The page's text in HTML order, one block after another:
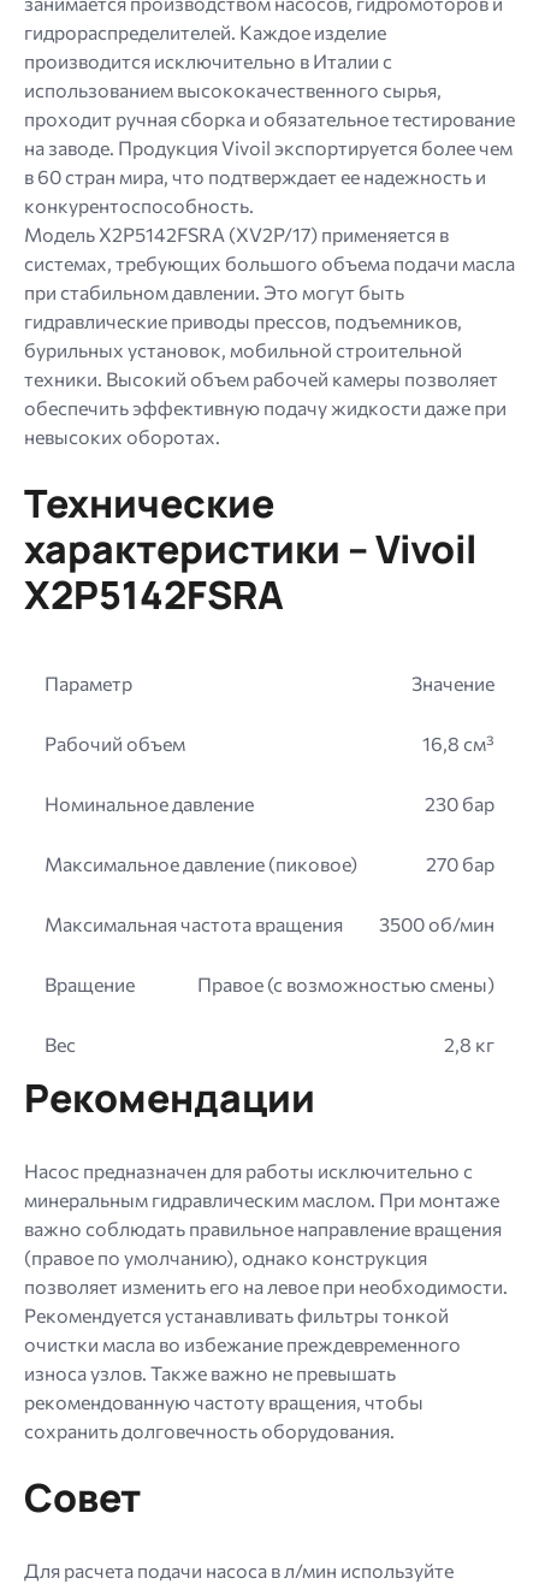
гидрораспределителей. Каждое изделие
производится исключительно в Италии с
использованием высококачественного сырья,
проходит ручная сборка и обязательное тестирование
на заводе. Продукция Vivoil экспортируется более чем
в 60 стран мира, что подтверждает ее надежность и
конкурентоспособность.
Модель X2P5142FSRA (XV2P/17) применяется в
системах, требующих большого объема подачи масла
при стабильном давлении. Это могут быть
гидравлические приводы прессов, подъемников,
бурильных установок, мобильной строительной
техники. Высокий объем рабочей камеры позволяет
обеспечить эффективную подачу жидкости даже при
невысоких оборотах.
Технические
характеристики – Vivoil
X2P5142FSRA
Параметр Значение
Рабочий объем 16,8 см³
Номинальное давление 230 бар
Максимальное давление (пиковое) 270 бар
Максимальная частота вращения 3500 об/мин
Вращение Правое (с возможностью смены)
Вес 2,8 кг
Рекомендации
Насос предназначен для работы исключительно с
минеральным гидравлическим маслом. При монтаже
важно соблюдать правильное направление вращения
(правое по умолчанию), однако конструкция
позволяет изменить его на левое при необходимости.
Рекомендуется устанавливать фильтры тонкой
очистки масла во избежание преждевременного
износа узлов. Также важно не превышать
рекомендованную частоту вращения, чтобы
сохранить долговечность оборудования.
Совет
Для расчета подачи насоса в л/мин используйте